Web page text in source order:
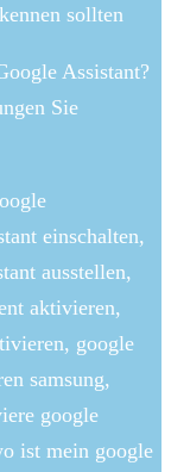
sollten
Assistant?
Sie
einschalten,
ausstellen,
aktivieren,
google
samsung,
google
ist mein google